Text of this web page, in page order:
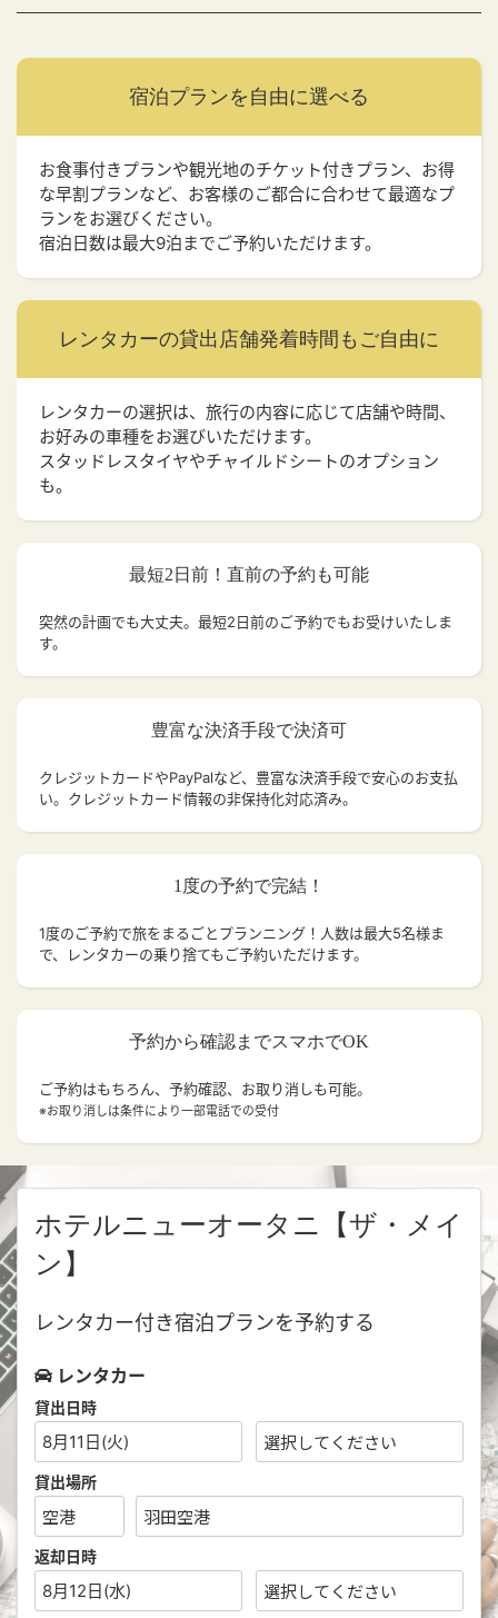
宿泊プランを 自由に選べる
お食事付きプランや観光地のチケット付きプラン、お得
な早割プランなど、お客様のご都合に合わせて最適なプ
ランをお選びください。
宿泊日数は最大9泊までご予約いただけます。
レンタカーの貸出店舗発着時間もご自由に
レンタカーの選択は、旅行の内容に応じて店舗や時間、
お好みの車種をお選びいただけます。
スタッドレスタイヤやチャイルドシートのオプション
も。
最短2日前！直前の予約も可能
突然の計画でも大丈夫。 最短2日前のご予約でもお受けいたしま
す。
豊富な決済手段で決済可
クレジットカードやPayPalなど、豊富な決済手段で安心のお支払
い。クレジットカード情報の非保持化対応済み。
1度の予約で完結！
1度のご予約で旅をまるごとプランニング！人数は最大5名様ま
で、レンタカーの乗り捨てもご予約いただけます。
予約から確認までスマホでOK
ご予約はもちろん、予約確認、お取り消しも可能。
※お取り消しは条件により一部電話での受付
ホテルニューオータニ【ザ・メイ
ン】
レンタカー付き宿泊プランを予約する
レンタカー
貸出日時
8月11日(火)
貸出場所
返却日時
8月12日(水)